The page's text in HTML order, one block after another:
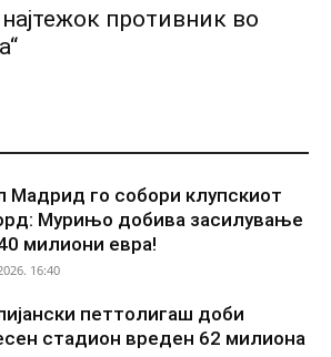
противник во
Мадрид го собори клупскиот
Мурињо добива засилување
милиони евра!
16:40
петтолигаш доби
стадион вреден 62 милиона